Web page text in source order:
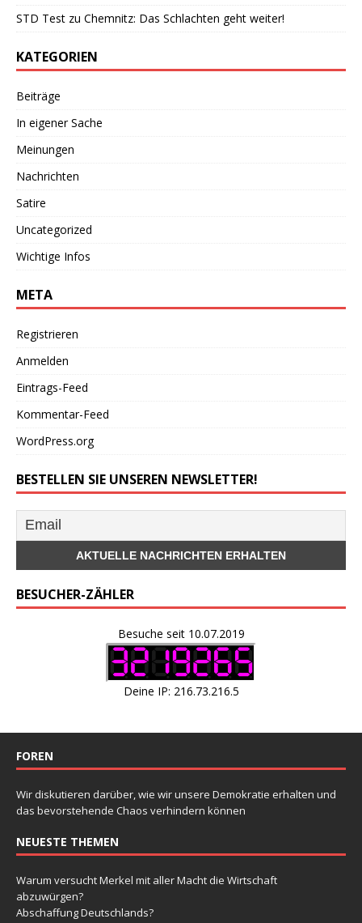
STD Test zu Chemnitz: Das Schlachten geht weiter!
KATEGORIEN
Beiträge
In eigener Sache
Meinungen
Nachrichten
Satire
Uncategorized
Wichtige Infos
META
Registrieren
Anmelden
Eintrags-Feed
Kommentar-Feed
WordPress.org
BESTELLEN SIE UNSEREN NEWSLETTER!
BESUCHER-ZÄHLER
Besuche seit 10.07.2019
Deine IP: 216.73.216.5
FOREN
Wir diskutieren darüber, wie wir unsere Demokratie erhalten und
das bevorstehende Chaos verhindern können
NEUESTE THEMEN
Warum versucht Merkel mit aller Macht die Wirtschaft
abzuwürgen?
Abschaffung Deutschlands?